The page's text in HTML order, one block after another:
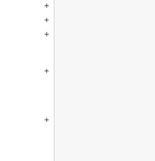
add
add
add
add
add